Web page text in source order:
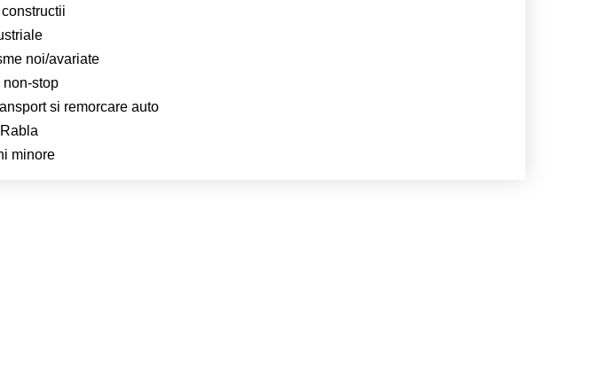
noi/avariate
non-stop
si remorcare auto
minore